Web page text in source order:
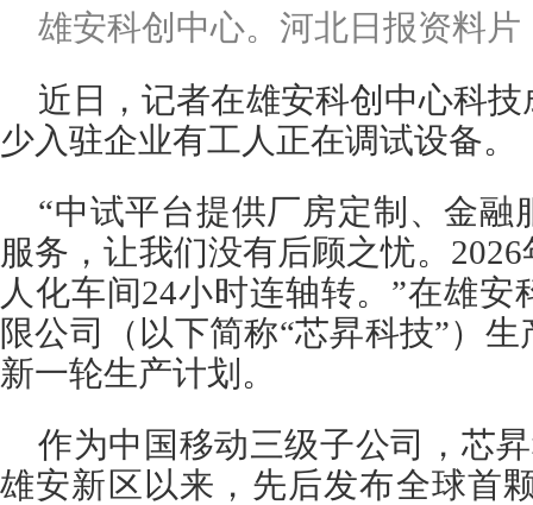
雄安科创中心。河北日报资料片
近日，记者在雄安科创中心科
少入驻企业有工人正在调试设备。
“中试平台提供厂房定制、金融
服务，让我们没有后顾之忧。
人化车间24小时连轴转。”在雄
限公司（以下简称“芯昇科技”）
新一轮生产计划。
作为中国移动三级子公司，芯
雄安新区以来，先后发布全球首